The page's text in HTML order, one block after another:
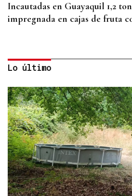
Incautadas en Guayaquil 1,2
impregnada en cajas de fruta
CRISIS HUMANITARIA
Más de 15.000 ceutíes
España y Europa ante la crisis
Lo último